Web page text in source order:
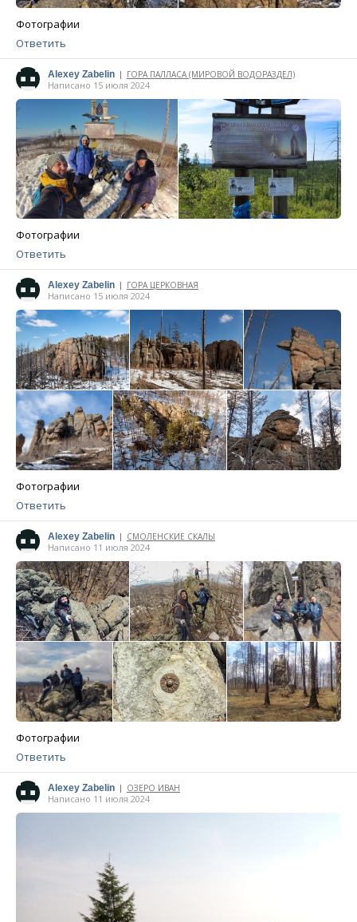
Фотографии
Ответить
Alexey Zabelin | ГОРА ПАЛЛАСА (МИРОВОЙ ВОДОРАЗДЕЛ)
Написано 15 июля 2024
Фотографии
Ответить
Alexey Zabelin | ГОРА ЦЕРКОВНАЯ
Написано 15 июля 2024
Фотографии
Ответить
Alexey Zabelin | СМОЛЕНСКИЕ СКАЛЫ
Написано 11 июля 2024
Фотографии
Ответить
Alexey Zabelin | ОЗЕРО ИВАН
Написано 11 июля 2024